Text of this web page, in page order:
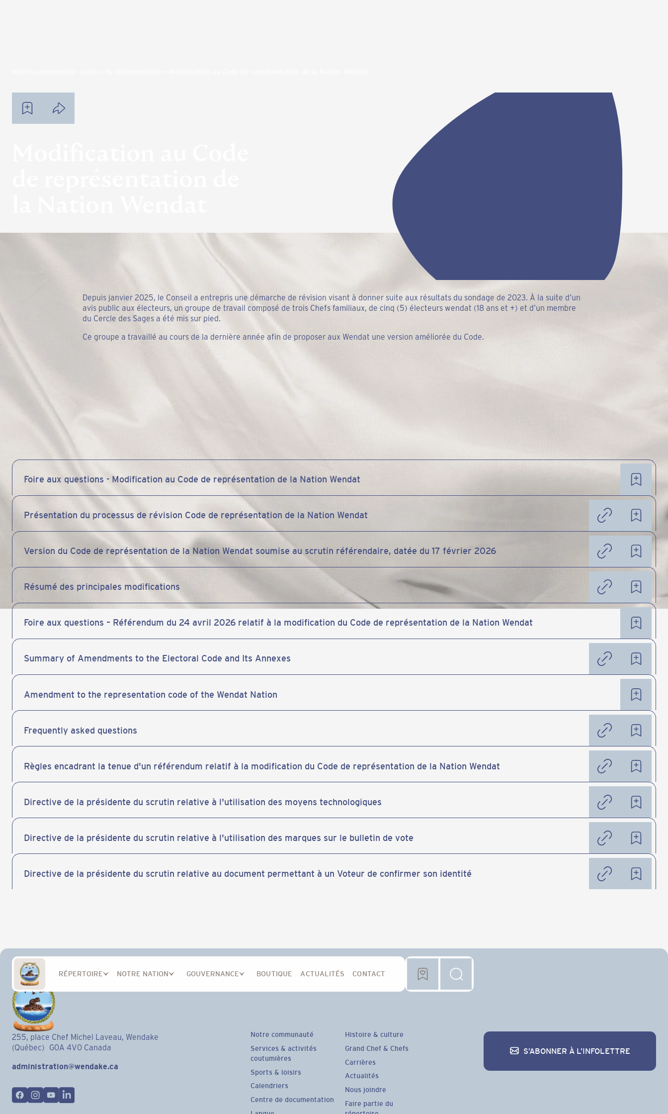
Depuis janvier 2025, le Conseil a entrepris une démarche de révision visant à donner suite aux résultats du sondage de 2023. À la suite d’un
avis public aux électeurs, un groupe de travail composé de trois Chefs familiaux, de cinq (5) électeurs wendat (18 ans et +) et d’un membre
du Cercle des Sages a été mis sur pied.
Ce groupe a travaillé au cours de la dernière année afin de proposer aux Wendat une version améliorée du Code.
Foire aux questions - Modification au Code de représentation de la Nation Wendat
Présentation du processus de révision Code de représentation de la Nation Wendat
Version du Code de représentation de la Nation Wendat soumise au scrutin référendaire, datée du 17 février 2026
Résumé des principales modifications
Foire aux questions – Référendum du 24 avril 2026 relatif à la modification du Code de représentation de la Nation Wendat
Summary of Amendments to the Electoral Code and Its Annexes
Amendment to the representation code of the Wendat Nation
Frequently asked questions
Règles encadrant la tenue d'un référendum relatif à la modification du Code de représentation de la Nation Wendat
Directive de la présidente du scrutin relative à l'utilisation des moyens technologiques
Directive de la présidente du scrutin relative à l'utilisation des marques sur le bulletin de vote
Directive de la présidente du scrutin relative au document permettant à un Voteur de confirmer son identité
RÉPERTOIRE NOTRE NATION GOUVERNANCE BOUTIQUE ACTUALITÉS CONTACT
255, place Chef Michel Laveau, Wendake
(Québec) G0A 4V0 Canada
administration@wendake.ca
Notre communauté
Services & activités
coutumières
Sports & loisirs
Calendriers
Centre de documentation
Histoire & culture
Grand Chef & Chefs
Carrières
Actualités
Nous joindre
Faire partie du
S’ABONNER À L’INFOLETTRE
S’abonner à l’infolettre